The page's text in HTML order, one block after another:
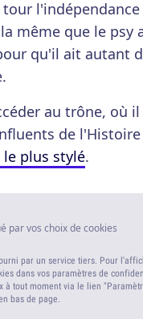
tour
même que le psy
qu'il ait autant
au trône, où
de l'Histoire
plus stylé.
par vos choix de cookies
par un service tiers. Pour
dans vos paramètres de
à tout moment via le lien
bas de page.